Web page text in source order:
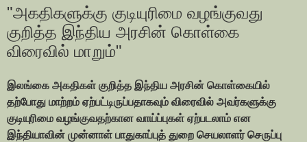
"அகதிகளுக்கு குடியுரிமை வழங்குவது
குறித்த இந்திய அரசின் கொள்கை
விரைவில் மாறும்"
இலங்கை அகதிகள் குறித்த இந்திய அரசின் கொள்கையில்
தற்போது மாற்றம் ஏற்பட்டிருப்பதாகவும் விரைவில் அவர்களுக்கு
குடியுரிமை வழங்குவதற்கான வாய்ப்புகள் ஏற்படலாம் என
இந்தியாவின் முன்னாள் பாதுகாப்புத் துறை செயலாளர் செருப்பு